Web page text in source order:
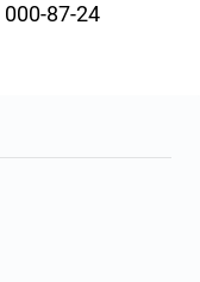
000-87-24